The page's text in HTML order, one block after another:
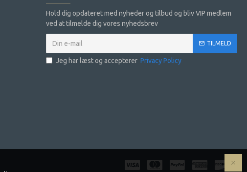
Hold dig opdateret med nyheder og tilbud og bliv VIP medlem
ved at tilmelde dig vores nyhedsbrev
TILMELD
Jeg har læst og accepterer Privacy Policy